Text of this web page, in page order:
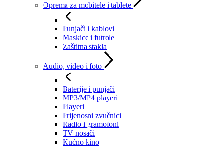
Oprema za mobitele i tablete
Punjači i kablovi
Maskice i futrole
Zaštitna stakla
Audio, video i foto
Baterije i punjači
MP3/MP4 playeri
Playeri
Prijenosni zvučnici
Radio i gramofoni
TV nosači
Kućno kino